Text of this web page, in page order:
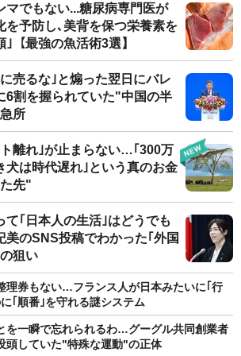
マでもない...糖尿病専門医が
を予防し､美背を保つ栄養素を
｣【最強の魚活術3選】
売るな｣と煽った翌日にバレ
割を握られていた"中国の半
所
離れ｣が止まらない…｢300万
犬は時代遅れ｣という真のお金
先"
て｢日本人の生活｣はどうでも
のSNS投稿でわかった｢外国
狙い
理券もない…フランス人が日本みたいに｢行
｢順番｣を守れる謎システム
を一瞬で忘れられるわ…グーグル共同創業者
頭していた"特殊な運動"の正体